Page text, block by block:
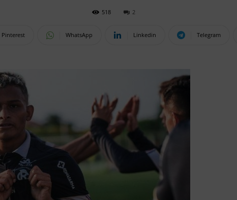
518 2
Pinterest WhatsApp Linkedin Telegram